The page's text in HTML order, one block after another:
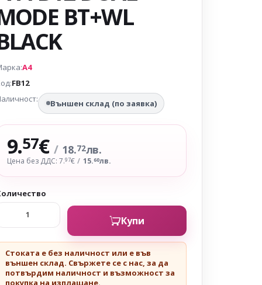
BT+WL
A4
FB12
Външен склад (по заявка)
9.57€ / 18.72лв.
Цена без ДДС: 7.97€ / 15.60лв.
Купи
Стоката е без наличност или е във
външен склад. Свържете се с нас, за да
потвърдим наличност и възможност за
покупка на изплащане.